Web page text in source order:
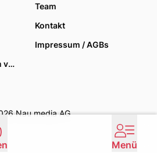
Team
Kontakt
Impressum / AGBs
Datenschutzoptionen verwalten
Nau media AG
Menü